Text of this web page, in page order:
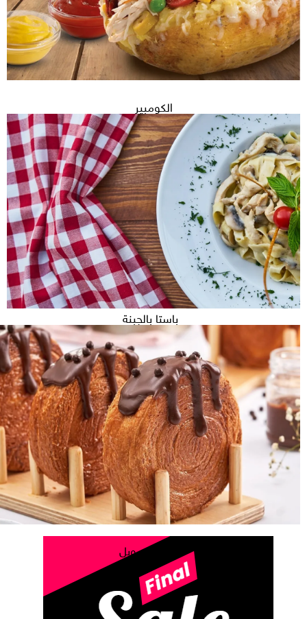
الكومبير
باستا بالجبنة
كرواسون ويل
الغرقانة والشرقانة
لعبة الحبار
9 أكلات ظهرت تريند في 2022
الكومبير
كابتشينو بالدهب
Copy